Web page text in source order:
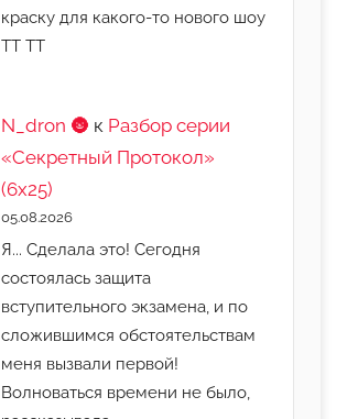
краску для какого-то нового шоу
ТТ ТТ
N_dron 🌚 к Разбор серии
«Секретный Протокол»
(6х25)
05.08.2026
Я... Сделала это! Сегодня
состоялась защита
вступительного экзамена, и по
сложившимся обстоятельствам
меня вызвали первой!
Волноваться времени не было,